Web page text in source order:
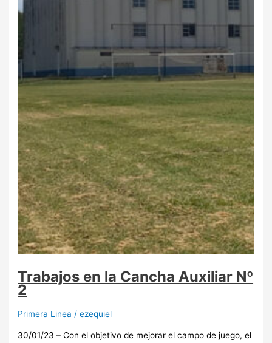
Trabajos en la Cancha Auxiliar Nº
2
Primera Linea /ezequiel
30/01/23 – Con el objetivo de mejorar el campo de juego, el